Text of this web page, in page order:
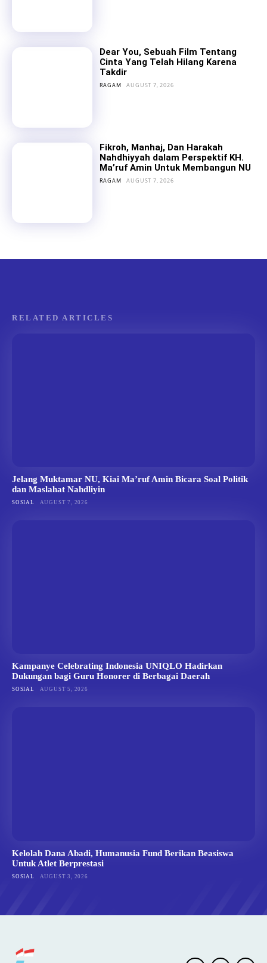
Dear You, Sebuah Film Tentang
Cinta Yang Telah Hilang Karena
Takdir
RAGAM AUGUST 7, 2026
Fikroh, Manhaj, Dan Harakah
Nahdhiyyah dalam Perspektif KH.
Ma’ruf Amin Untuk Membangun NU
RAGAM AUGUST 7, 2026
RELATED ARTICLES
Jelang Muktamar NU, Kiai Ma’ruf Amin Bicara Soal Politik
dan Maslahat Nahdliyin
SOSIAL AUGUST 7, 2026
Kampanye Celebrating Indonesia UNIQLO Hadirkan
Dukungan bagi Guru Honorer di Berbagai Daerah
SOSIAL AUGUST 5, 2026
Kelolah Dana Abadi, Humanusia Fund Berikan Beasiswa
Untuk Atlet Berprestasi
SOSIAL AUGUST 3, 2026